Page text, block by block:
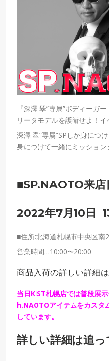
『深澤 翠”専属”ボディーガ
リータモデルを護衛せよ！イ
深澤 翠”専属”SPしか身につ
身につけて一緒にミッション
■SP.NAOTO来店
2022年7月10日
■住所:北海道札幌市中央区南
営業時間…10:00〜20:00
商品入荷の詳しい詳細
当日KIST札幌店では普段展
h.NAOTOアイテムをカスタ
しています。
詳しい詳細は追っ